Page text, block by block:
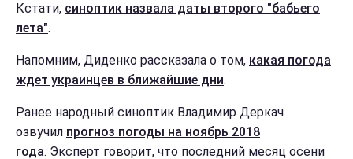
Кстати, синоптик назвала даты второго "бабьего
лета".
Напомним, Диденко рассказала о том, какая погода
ждет украинцев в ближайшие дни.
Ранее народный синоптик Владимир Деркач
озвучил прогноз погоды на ноябрь 2018
года. Эксперт говорит, что последний месяц осени